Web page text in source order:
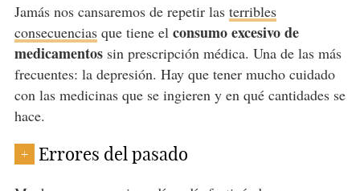
Jamás nos cansaremos de repetir las terribles
consecuenciasque tiene el consumo excesivo de
medicamentossin prescripción médica. Una de las más
frecuentes: la depresión. Hay que tener mucho cuidado
con las medicinas que se ingieren y en qué cantidades se
hace.
+ Errores del pasado